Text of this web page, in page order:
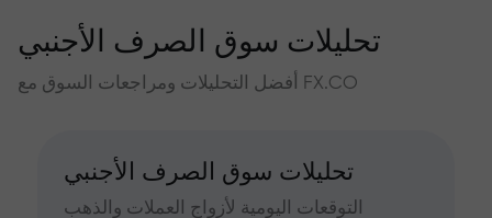
تحليلات سوق الصرف الأجنبي
أفضل التحليلات ومراجعات السوق مع FX.CO
تحليلات سوق الصرف الأجنبي
التوقعات اليومية لأزواج العملات والذهب